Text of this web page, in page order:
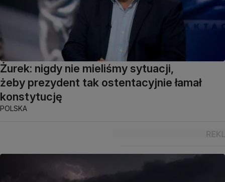
Żurek: nigdy nie mieliśmy sytuacji,
żeby prezydent tak ostentacyjnie łamał
konstytucję
POLSKA